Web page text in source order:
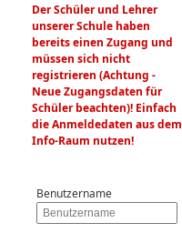
Der Schüler und Lehrer
unserer Schule haben
bereits einen Zugang und
müssen sich nicht
registrieren (Achtung -
Neue Zugangsdaten für
Schüler beachten)! Einfach
die Anmeldedaten aus dem
Info-Raum nutzen!
Benutzername